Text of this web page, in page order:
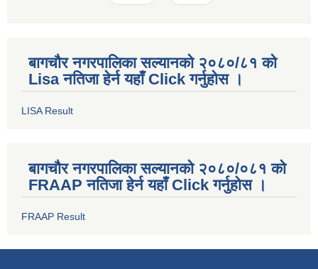
बागचौर नगरपालिका सल्यानको २०८०/८१ को
Lisa नतिजा हेर्न यहाँ Click गर्नुहोस ।
LISA Result
बागचौर नगरपालिका सल्यानको २०८०/०८१ को
FRAAP नतिजा हेर्न यहाँ Click गर्नुहोस ।
FRAAP Result